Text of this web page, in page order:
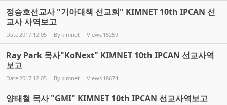
정승호선교사 "기아대책 선교회" KIMNET 10th IPCAN 선
교사 사역보고
Date2017.12.05 By kimnet Views 15259
Ray Park 목사"KoNext" KIMNET 10th IPCAN 선교사역
보고
Date2017.12.05 By kimnet Views 18674
양태철 목사 "GMI" KIMNET 10th IPCAN 선교사역보고